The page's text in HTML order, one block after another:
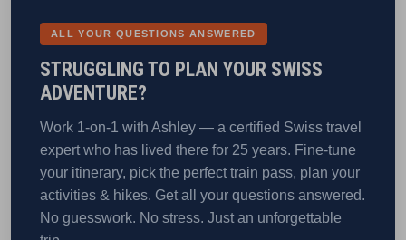
ALL YOUR QUESTIONS ANSWERED
STRUGGLING TO PLAN YOUR SWISS
ADVENTURE?
Work 1-on-1 with Ashley — a certified Swiss travel
expert who has lived there for 25 years. Fine-tune
your itinerary, pick the perfect train pass, plan your
activities & hikes. Get all your questions answered.
No guesswork. No stress. Just an unforgettable